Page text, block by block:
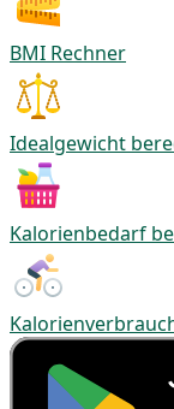
BMI Rechner
Idealgewicht
Kalorienbedarf